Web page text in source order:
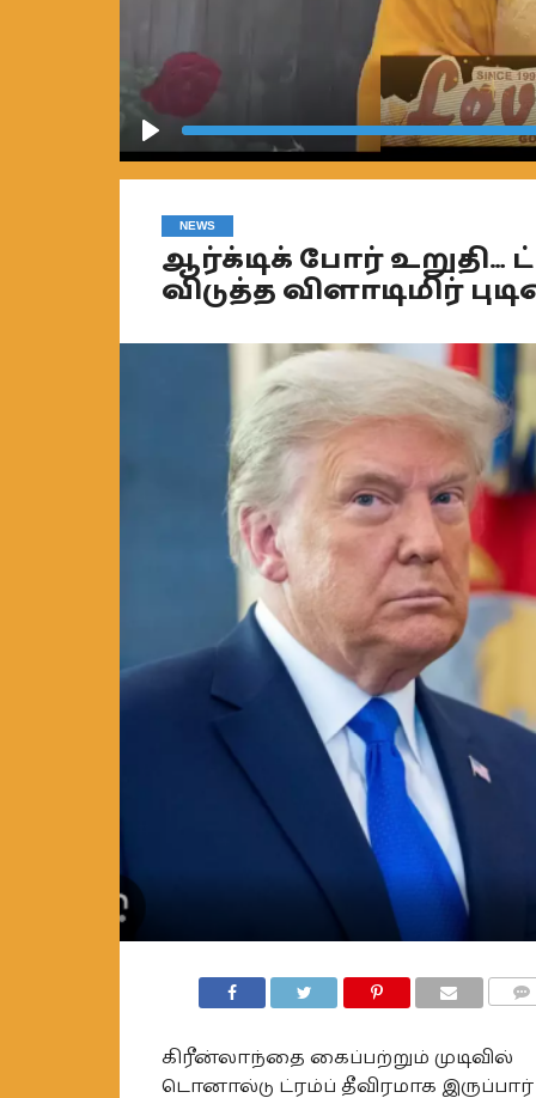
Play
NEWS
ஆர்க்டிக் போர் உறுதி…
விடுத்த விளாடிமிர்
கிரீன்லாந்தை கைப்பற்றும் முடிவில்
டொனால்டு ட்ரம்ப் தீவிரமாக இருப்பார்